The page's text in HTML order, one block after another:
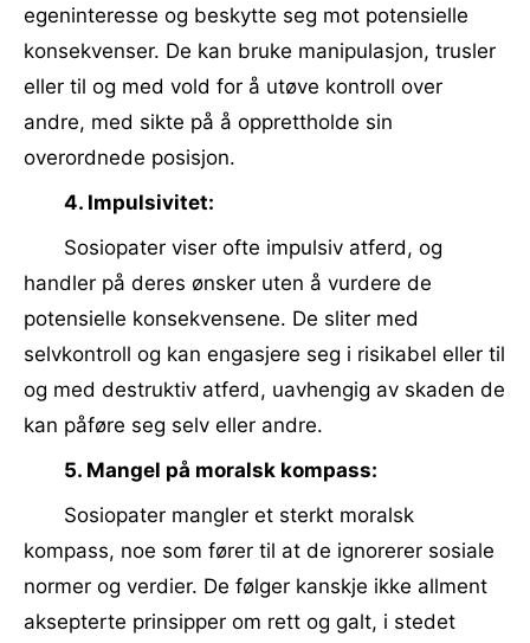
egeninteresse og beskytte seg mot potensielle
konsekvenser. De kan bruke manipulasjon, trusler
eller til og med vold for å utøve kontroll over
andre, med sikte på å opprettholde sin
overordnede posisjon.
4. Impulsivitet:
Sosiopater viser ofte impulsiv atferd, og
handler på deres ønsker uten å vurdere de
potensielle konsekvensene. De sliter med
selvkontroll og kan engasjere seg i risikabel eller til
og med destruktiv atferd, uavhengig av skaden de
kan påføre seg selv eller andre.
5. Mangel på moralsk kompass:
Sosiopater mangler et sterkt moralsk
kompass, noe som fører til at de ignorerer sosiale
normer og verdier. De følger kanskje ikke allment
aksepterte prinsipper om rett og galt, i stedet